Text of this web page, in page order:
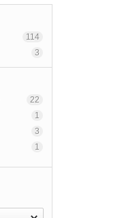
114
3
22
1
3
1